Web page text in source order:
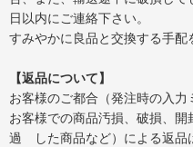
日以内にご連絡下さい。
すみやかに良品と交換する手配
【返品について】
お客様のご都合（発注時の入
お客様での商品汚損、破損、
過 した商品など）による返品